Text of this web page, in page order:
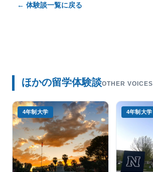
← 体験談一覧に戻る
ほかの留学体験談OTHER VOICES
4年制大学 4年制大学